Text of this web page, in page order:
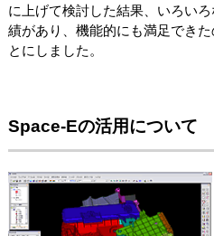
に上げて検討した結果、いろい
績があり、機能的にも満足でき
とにしました。
Space-Eの活用について